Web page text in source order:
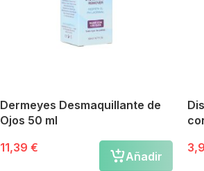
Dermeyes Desmaquillante de
Ojos 50 ml
11,39 €
Añadir